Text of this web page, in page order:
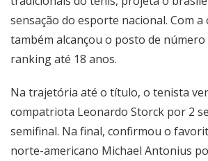
sensação do esporte nacional. Com a
também alcançou o posto de
ranking até 18 anos.
Na trajetória até o título, o tenista
compatriota Leonardo Storck por 2
semifinal. Na final, confirmou o
norte-americano Michael Antonius